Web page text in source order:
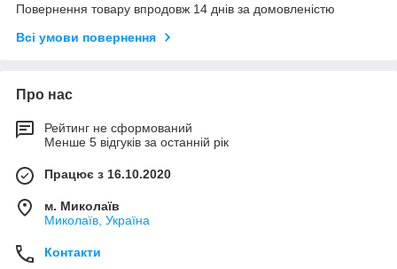
Повернення товару впродовж 14 днів за домовленістю
Всі умови повернення
Про нас
Рейтинг не сформований
Менше 5 відгуків за останній рік
Працює з 16.10.2020
м. Миколаїв
Миколаїв, Україна
Контакти